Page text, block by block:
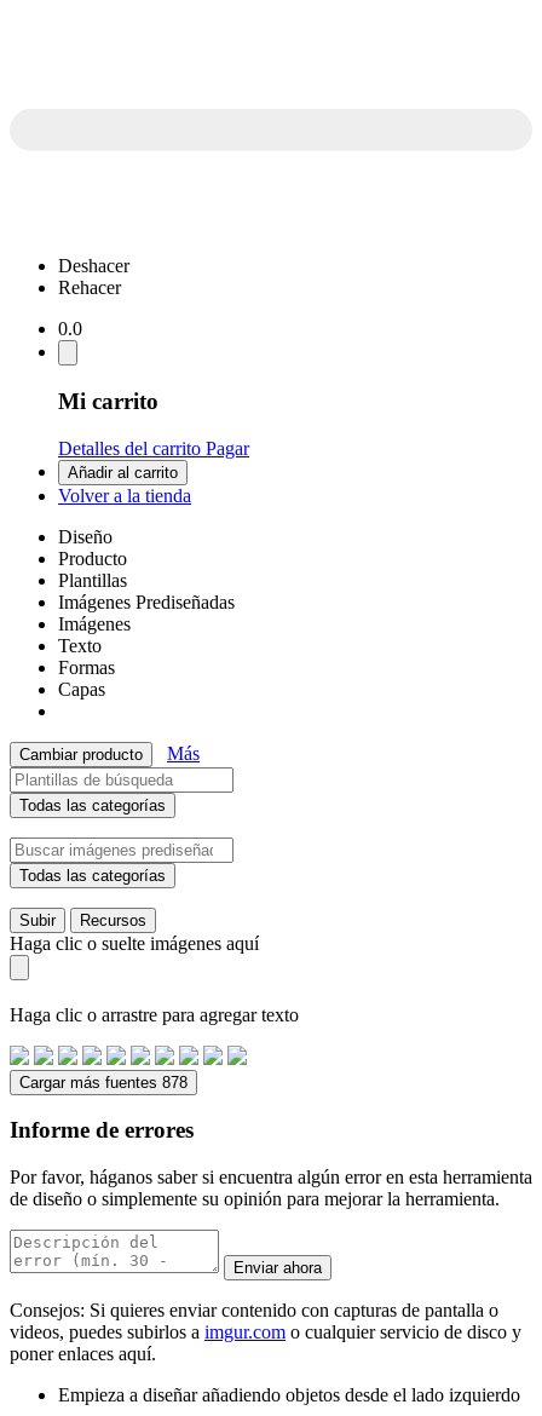
Deshacer
Rehacer
0.0
Mi carrito
Detalles del carrito Pagar
Añadir al carrito
Volver a la tienda
Diseño
Producto
Plantillas
Imágenes Prediseñadas
Imágenes
Texto
Formas
Capas
Cambiar producto Más
Todas las categorías
Todas las categorías
Subir Recursos
Haga clic o suelte imágenes aquí
Haga clic o arrastre para agregar texto
Cargar más fuentes 878
Informe de errores
Por favor, háganos saber si encuentra algún error en esta herramienta
de diseño o simplemente su opinión para mejorar la herramienta.
Enviar ahora
Consejos: Si quieres enviar contenido con capturas de pantalla o
videos, puedes subirlos a imgur.com o cualquier servicio de disco y
poner enlaces aquí.
Empieza a diseñar añadiendo objetos desde el lado izquierdo